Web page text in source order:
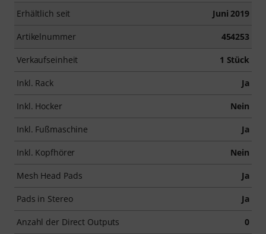
Erhältlich seit Juni 2019
Artikelnummer 454253
Verkaufseinheit 1 Stück
Inkl. Rack Ja
Inkl. Hocker Nein
Inkl. Fußmaschine Ja
Inkl. Kopfhörer Nein
Mesh Head Pads Ja
Pads in Stereo Ja
Anzahl der Direct Outputs 0